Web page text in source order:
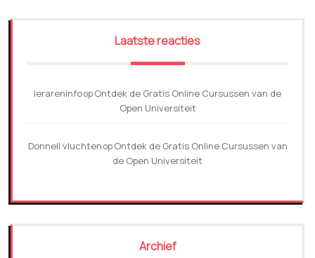
Laatste reacties
lerareninfoopOntdek de Gratis Online Cursussen van de
Open Universiteit
Donnell vluchtenopOntdek de Gratis Online Cursussen van
de Open Universiteit
Archief